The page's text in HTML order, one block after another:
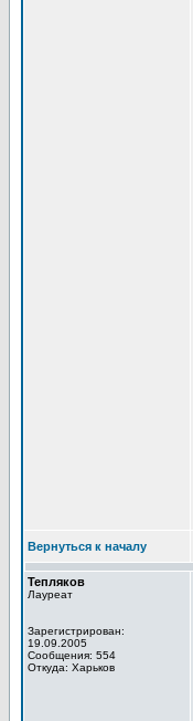
Вернуться к началу
Тепляков
Лауреат
Зарегистрирован:
19.09.2005
Сообщения: 554
Откуда: Харьков